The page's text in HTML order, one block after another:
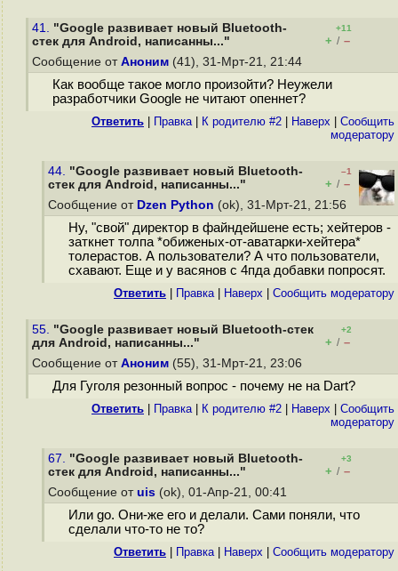
41. "Google развивает новый Bluetooth-
стек для Android, написанны..."
+11
+ / –
Сообщение от Аноним (41), 31-Мрт-21, 21:44
Как вообще такое могло произойти? Неужели
разработчики Google не читают опеннет?
Ответить Правка| К родителю #2 Наверх
Cообщить
модератору
44. "Google развивает новый Bluetooth-
стек для Android, написанны..."
–1
+ / –
Сообщение от Dzen Python (ok), 31-Мрт-21, 21:56
Ну, "свой" директор в файндейшене есть; хейтеров -
заткнет толпа *обиженых-от-аватарки-хейтера*
толерастов. А пользователи? А что пользователи,
схавают. Еще и у васянов с 4пда добавки попросят.
Ответить Правка| Наверх Cообщить модератору
55. "Google развивает новый Bluetooth-стек
для Android, написанны..."
+2
+ / –
Сообщение от Аноним (55), 31-Мрт-21, 23:06
Для Гуголя резонный вопрос - почему не на Dart?
Ответить Правка| К родителю #2 Наверх
Cообщить
модератору
67. "Google развивает новый Bluetooth-
стек для Android, написанны..."
+3
+ / –
Сообщение от uis (ok), 01-Апр-21, 00:41
Или go. Они-же его и делали. Сами поняли, что
сделали что-то не то?
Ответить Правка| Наверх Cообщить модератору